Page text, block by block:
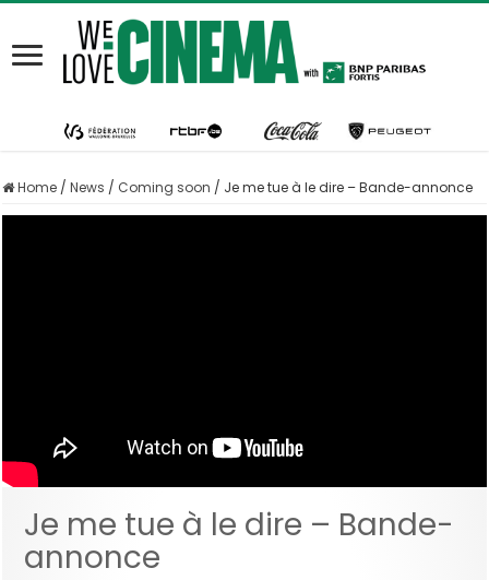
Home / News / Coming soon / Je me tue à le dire – Bande-annonce
Je me tue à le dire – Bande-
annonce